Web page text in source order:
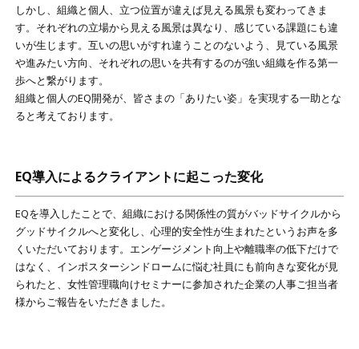
しかし、組織と個人、立つ位置が違えば見える風景も変わってきま
す。それぞれの立場から見える風景は異なり、感じている課題にも違
いが生じます。互いの思いがすれ違うことのないよう、見ている風景
や進みたい方向、それぞれの思いを共有するのが強い組織を作る第一
歩へと繋がります。
組織と個人のEQ開発が、皆さまの「ありたい姿」を実現する一助とな
ると考えております。
EQ導入によるクライアントに起こった変化
EQを導入したことで、組織における関係性の質がバッドサイクルから
グッドサイクルへと変化し、心理的安全性が生まれたというお声を多
くいただいております。エンゲージメント向上や離職率の低下だけで
はなく、インポスターシンドロームに悩む社員にも前向きな変化が見
られたと、女性管理職向けセミナーに参加された企業の人事ご担当者
様からご報告をいただきました。